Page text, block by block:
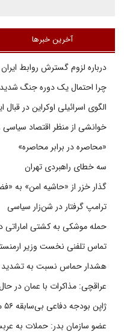
آخرین خبرها
درباره لزوم گسترش روابط
چرا احتمال یک دوره جنگ شدید
الگوی اسرائیلی اوکراین در قبال
خوانشی از منظر اقتصاد سیاسی
«محاصره در برابر محاصره»
سه خطای راهبردی تهران
گذار خزر از «حاشیه امن» به
ترامپ گرفتار در شن‌زار سیاسی
حمله موشکی به کشتی اماراتی
تماس تلفنی نخست وزیر
هشدار حماس نسبت به
عراقچی: مذاکرات با عمان در
ژاپن بودجه دفاعی بی‌سابقه ۵۶ میلیارد دلاری را در نظر دارد
عضو سازمان بدر: حملات به